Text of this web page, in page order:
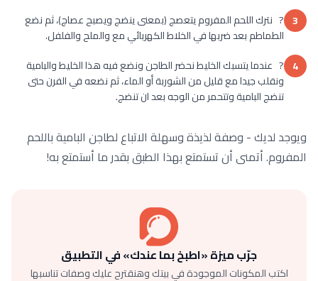
3 ? نترك اللحم المفروم يتعصج (بمعنى ينضج ويصبح عصاج)، ثم نضع
الطماطم بعد ضربها في الخلاط الكهربائي مع والملح والفلفل.
4 ? عندما يتسبك الخليط نحضر الطاجن ونضع فيه هذا الخليط والبامية
ونقلب جيدا مع قليل من الشوربة أو الماء، ثم نضعه في الفرن حتى
تنضج البامية وتتحمر من الوجه بعد ان تنضج.
ويوجد لديك - وصفة لذيذة وسهلة الاتباع لطاجن البامية باللحم
المفروم. أتمنى أن تستمتع بهذا الطبق بقدر ما أستمتع به!
جرّب ميزة «اطبخ بما عندك» في التطبيق
اكتب المكونات الموجودة في بيتك وهنقترح عليك وصفات تناسبها